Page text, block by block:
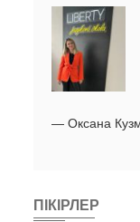
— Оксана
ПІКІРЛЕР